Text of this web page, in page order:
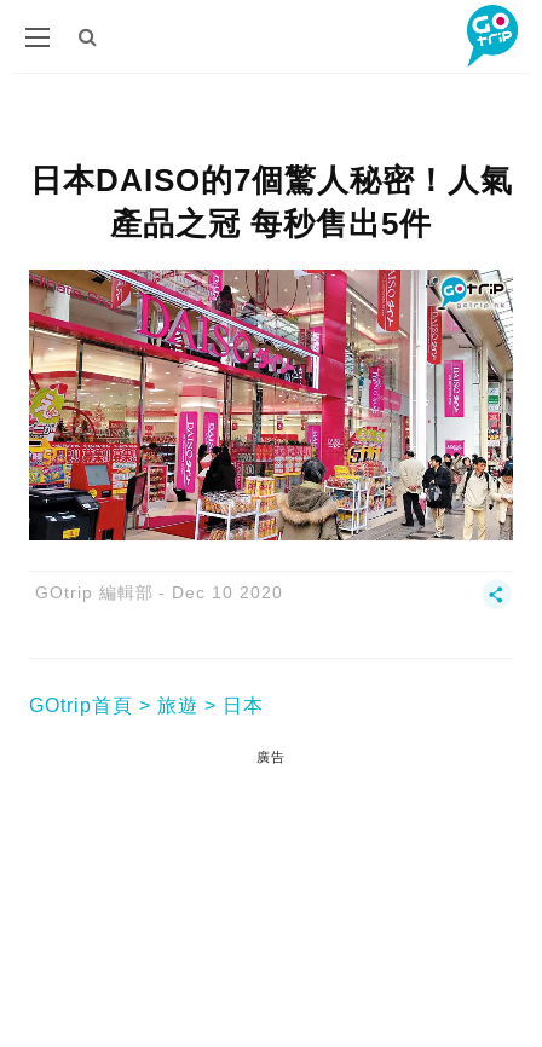
日本DAISO的7個驚人秘密！人氣
產品之冠 每秒售出5件
GOtrip 編輯部 Dec 10 2020
GOtrip首頁 旅遊 日本
廣告